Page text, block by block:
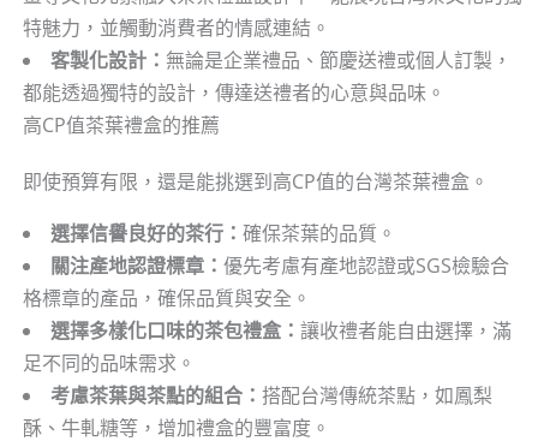
特魅力，並觸動消費者的情感連結。
客製化設計： 無論是企業禮品、節慶送禮或個人訂製，
都能透過獨特的設計，傳達送禮者的心意與品味。
高CP值茶葉禮盒的推薦
即使預算有限，還是能挑選到高CP值的台灣茶葉禮盒。
選擇信譽良好的茶行： 確保茶葉的品質。
關注產地認證標章： 優先考慮有產地認證或SGS檢驗合
格標章的產品，確保品質與安全。
選擇多樣化口味的茶包禮盒： 讓收禮者能自由選擇，滿
足不同的品味需求。
考慮茶葉與茶點的組合： 搭配台灣傳統茶點，如鳳梨
酥、牛軋糖等，增加禮盒的豐富度。